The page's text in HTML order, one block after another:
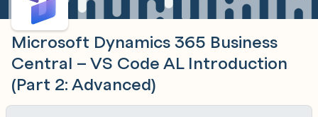
Microsoft Dynamics 365 Business
Central – VS Code AL Introduction
(Part 2: Advanced)